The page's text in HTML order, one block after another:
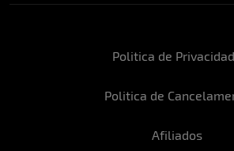
Politica de
Politica de
Afiliados